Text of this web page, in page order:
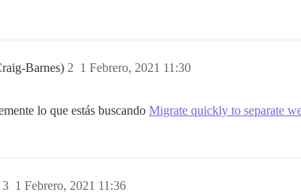
Barnes) 1 Febrero, 2021 11:30
2
lo que estás buscando Migrate quickly to separate
1 Febrero, 2021 11:36
3